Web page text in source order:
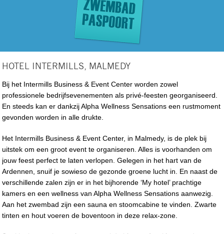
HOTEL INTERMILLS, MALMEDY
Bij het Intermills Business & Event Center worden zowel
professionele bedrijfsevenementen als privé-feesten georganiseerd.
En steeds kan er dankzij Alpha Wellness Sensations een rustmoment
gevonden worden in alle drukte.
Het Intermills Business & Event Center, in Malmedy, is de plek bij
uitstek om een groot event te organiseren. Alles is voorhanden om
jouw feest perfect te laten verlopen. Gelegen in het hart van de
Ardennen, snuif je sowieso de gezonde groene lucht in. En naast de
verschillende zalen zijn er in het bijhorende ‘My hotel’ prachtige
kamers en een wellness van Alpha Wellness Sensations aanwezig.
Aan het zwembad zijn een sauna en stoomcabine te vinden. Zwarte
tinten en hout voeren de boventoon in deze relax-zone.